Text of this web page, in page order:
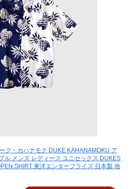
ク・カハナモク DUKE KAHANAMOKU ア
ル メンズ レディース ユニセックス DUKES
SHIRT 東洋エンタープライズ 日本製 地